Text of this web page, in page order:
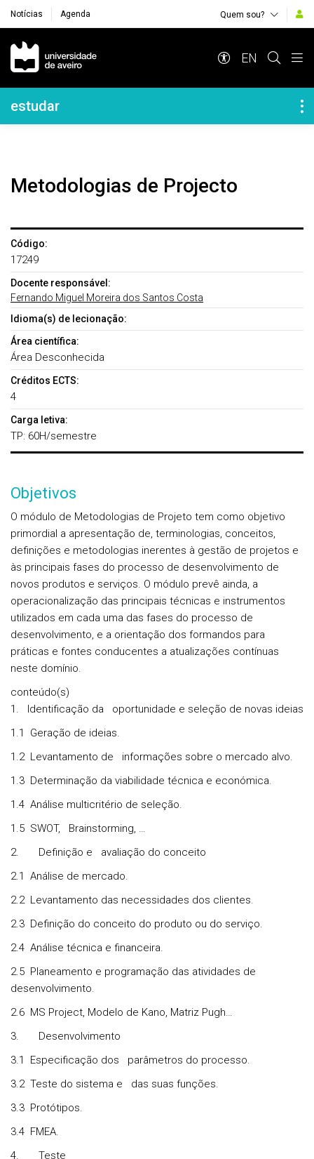
Notícias Agenda Quem sou?
Navegação Principal
EN
Navegação Lateral
estudar
Metodologias de Projecto
Código:
17249
Docente responsável:
Fernando Miguel Moreira dos Santos Costa
Idioma(s) de lecionação:
Área científica:
Área Desconhecida
Créditos ECTS:
4
Carga letiva:
TP: 60H/semestre
Objetivos
O módulo de Metodologias de Projeto tem como objetivo
primordial a apresentação de, terminologias, conceitos,
definições e metodologias inerentes à gestão de projetos e
às principais fases do processo de desenvolvimento de
novos produtos e serviços. O módulo prevê ainda, a
operacionalização das principais técnicas e instrumentos
utilizados em cada uma das fases do processo de
desenvolvimento, e a orientação dos formandos para
práticas e fontes conducentes a atualizações contínuas
neste domínio.
conteúdo(s)
1. Identificação da oportunidade e seleção de novas ideias
1.1 Geração de ideias.
1.2 Levantamento de informações sobre o mercado alvo.
1.3 Determinação da viabilidade técnica e económica.
1.4 Análise multicritério de seleção.
1.5 SWOT, Brainstorming, …
2. Definição e avaliação do conceito
2.1 Análise de mercado.
2.2 Levantamento das necessidades dos clientes.
2.3 Definição do conceito do produto ou do serviço.
2.4 Análise técnica e financeira.
2.5 Planeamento e programação das atividades de
desenvolvimento.
2.6 MS Project, Modelo de Kano, Matriz Pugh…
3. Desenvolvimento
3.1 Especificação dos parâmetros do processo.
3.2 Teste do sistema e das suas funções.
3.3 Protótipos.
3.4 FMEA.
4. Teste